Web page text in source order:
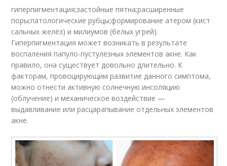
гиперпигментация;застойные пятна;расширенные
поры;патологические рубцы;формирование атером (кист
сальных желёз) и милиумов (белых угрей).
Гиперпигментация может возникать в результате
воспаления папуло-пустулёзных элементов акне. Как
правило, она существует довольно длительно. К
факторам, провоцирующим развитие данного симптома,
можно отнести активную солнечную инсоляцию
(облучение) и механическое воздействие —
выдавливание или расцарапывание отдельных элементов
акне.